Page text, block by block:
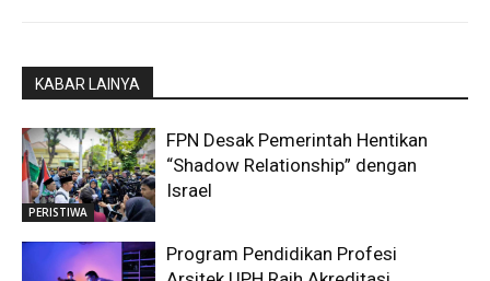
KABAR LAINYA
PERISTIWA
FPN Desak Pemerintah Hentikan
“Shadow Relationship” dengan
Israel
Program Pendidikan Profesi